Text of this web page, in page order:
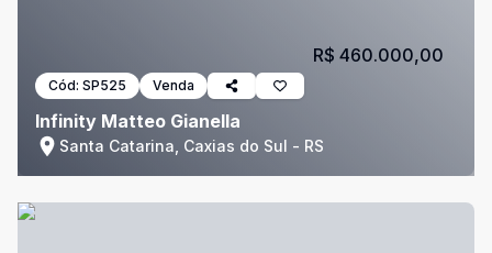
Cód: SP525 Venda
Infinity Matteo Gianella
Santa Catarina, Caxias do Sul - RS
R$ 460.000,00